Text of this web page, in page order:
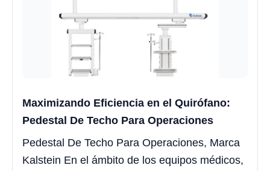
Maximizando Eficiencia en el Quirófano:
Pedestal De Techo Para Operaciones
Pedestal De Techo Para Operaciones, Marca
Kalstein En el ámbito de los equipos médicos,